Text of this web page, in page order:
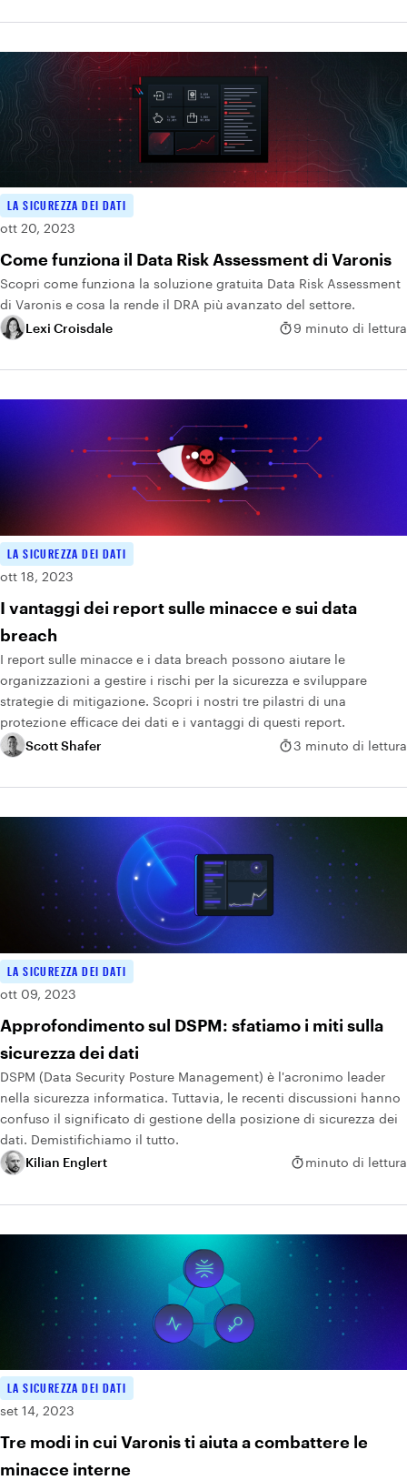
LA SICUREZZA DEI DATI
ott 20, 2023
Come funziona il Data Risk Assessment di Varonis
Scopri come funziona la soluzione gratuita Data Risk Assessment
di Varonis e cosa la rende il DRA più avanzato del settore.
Lexi Croisdale
9 minuto di lettura
LA SICUREZZA DEI DATI
ott 18, 2023
I vantaggi dei report sulle minacce e sui data
breach
I report sulle minacce e i data breach possono aiutare le
organizzazioni a gestire i rischi per la sicurezza e sviluppare
strategie di mitigazione. Scopri i nostri tre pilastri di una
protezione efficace dei dati e i vantaggi di questi report.
Scott Shafer
3 minuto di lettura
LA SICUREZZA DEI DATI
ott 09, 2023
Approfondimento sul DSPM: sfatiamo i miti sulla
sicurezza dei dati
DSPM (Data Security Posture Management) è l'acronimo leader
nella sicurezza informatica. Tuttavia, le recenti discussioni hanno
confuso il significato di gestione della posizione di sicurezza dei
dati. Demistifichiamo il tutto.
Kilian Englert
minuto di lettura
LA SICUREZZA DEI DATI
set 14, 2023
Tre modi in cui Varonis ti aiuta a combattere le
minacce interne